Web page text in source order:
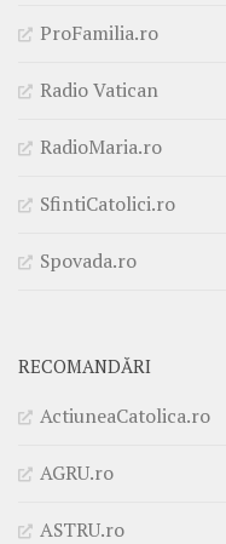
ProFamilia.ro
Radio Vatican
RadioMaria.ro
SfintiCatolici.ro
Spovada.ro
RECOMANDĂRI
ActiuneaCatolica.ro
AGRU.ro
ASTRU.ro